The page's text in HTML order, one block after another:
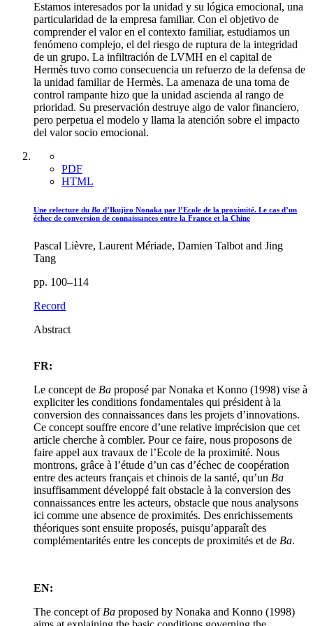
Estamos interesados por la unidad y su lógica emocional, una
particularidad de la empresa familiar. Con el objetivo de
comprender el valor en el contexto familiar, estudiamos un
fenómeno complejo, el del riesgo de ruptura de la integridad
de un grupo. La infiltración de LVMH en el capital de
Hermès tuvo como consecuencia un refuerzo de la defensa de
la unidad familiar de Hermès. La amenaza de una toma de
control rampante hizo que la unidad ascienda al rango de
prioridad. Su preservación destruye algo de valor financiero,
pero perpetua el modelo y llama la atención sobre el impacto
del valor socio emocional.
PDF
HTML
Une relecture du Ba d’Ikujiro Nonaka par l’Ecole de la proximité. Le cas d’un
échec de conversion de connaissances entre la France et la Chine
Pascal Lièvre, Laurent Mériade, Damien Talbot and Jing
Tang
pp. 100–114
Record
Abstract
FR:
Le concept de Ba proposé par Nonaka et Konno (1998) vise à
expliciter les conditions fondamentales qui président à la
conversion des connaissances dans les projets d’innovations.
Ce concept souffre encore d’une relative imprécision que cet
article cherche à combler. Pour ce faire, nous proposons de
faire appel aux travaux de l’Ecole de la proximité. Nous
montrons, grâce à l’étude d’un cas d’échec de coopération
entre des acteurs français et chinois de la santé, qu’un Ba
insuffisamment développé fait obstacle à la conversion des
connaissances entre les acteurs, obstacle que nous analysons
ici comme une absence de proximités. Des enrichissements
théoriques sont ensuite proposés, puisqu’apparaît des
complémentarités entre les concepts de proximités et de Ba.
EN:
The concept of Ba proposed by Nonaka and Konno (1998)